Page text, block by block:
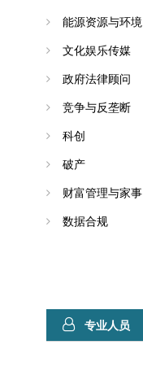
能源资源与环境
文化娱乐传媒
政府法律顾问
竞争与反垄断
科创
破产
财富管理与家事
数据合规
专业人员